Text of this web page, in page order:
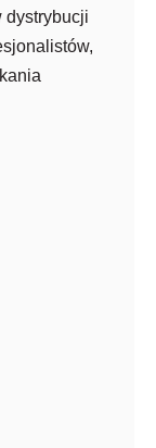
dystrybucji